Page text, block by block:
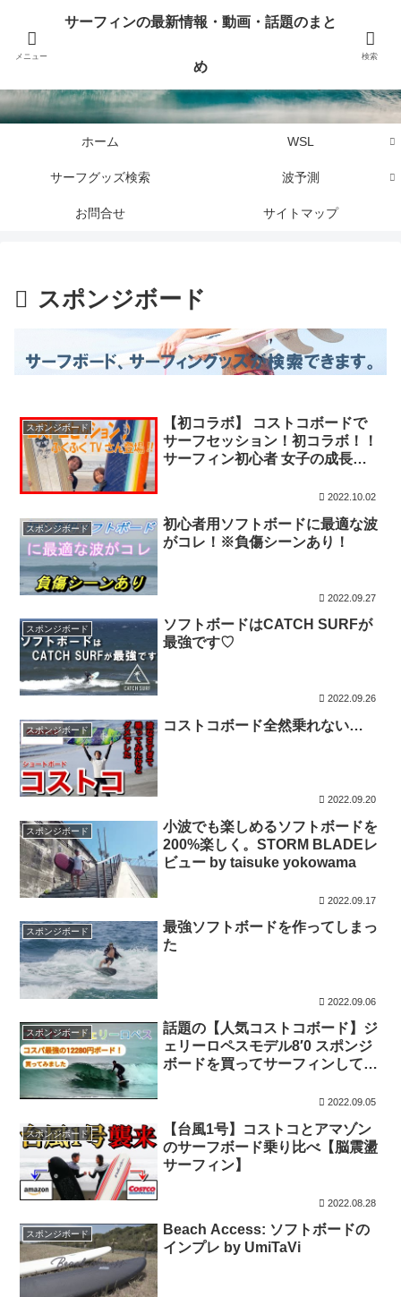
サーフィンに関するニュース・話題や最新情報を写真、画像、動画でまとめて
ホーム WSL
サーフグッズ検索 波予測
お問合せ サイトマップ
スポンジボード
スポンジボード
【初コラボ】 コストコボードで
サーフセッション！初コラボ！！
サーフィン初心者 女子の成長日
2022.10.02
スポンジボード
初心者用ソフトボードに最適な波
がコレ！※負傷シーンあり！
2022.09.27
スポンジボード
ソフトボードはCATCH SURFが
最強です♡
2022.09.26
スポンジボード コストコボード全然乗れない…
2022.09.20
スポンジボード
小波でも楽しめるソフトボードを
200%楽しく。STORM BLADEレ
ビュー by taisuke yokowama
2022.09.17
スポンジボード
最強ソフトボードを作ってしまっ
た
2022.09.06
スポンジボード
話題の【人気コストコボード】ジ
ェリーロペスモデル8′0 スポンジ
ボードを買ってサーフィンしてみ
2022.09.05
スポンジボード
【台風1号】コストコとアマゾン
のサーフボード乗り比べ【脳震盪
サーフィン】
2022.08.28
スポンジボード
Beach Access: ソフトボードの
インプレ by UmiTaVi
メニュー
サーフィンの最新情報・動画・話題のまと
め
検索